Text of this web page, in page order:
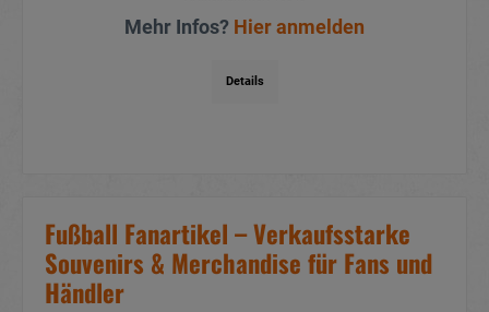
Mehr Infos? Hier anmelden
Details
Fußball Fanartikel – Verkaufsstarke
Souvenirs & Merchandise für Fans und
Händler